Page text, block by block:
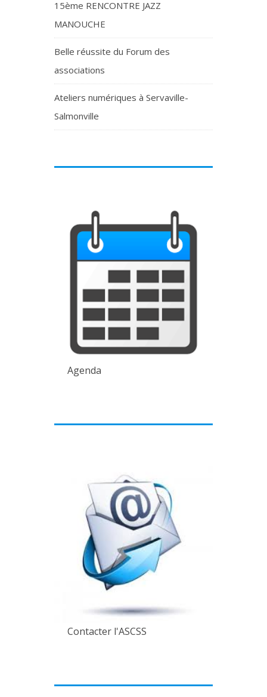
15ème RENCONTRE JAZZ
MANOUCHE
Belle réussite du Forum des
associations
Ateliers numériques à Servaville-
Salmonville
Agenda
Contacter l'ASCSS